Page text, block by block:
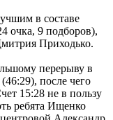
в составе
очка, 9 подборов),
Приходько.
перерыву в
после чего
15:28 не в пользу
ребята Ищенко